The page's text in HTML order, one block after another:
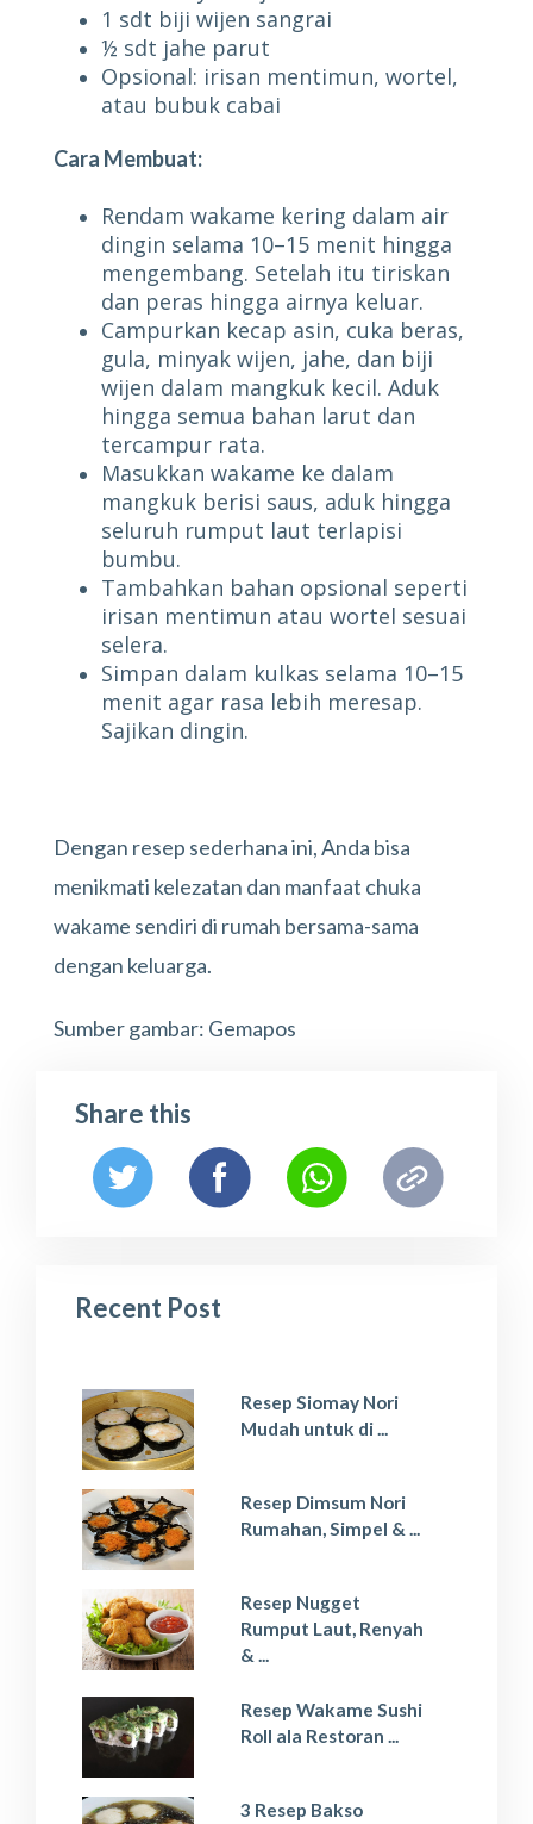
1 sdt biji wijen sangrai
½ sdt jahe parut
Opsional: irisan mentimun, wortel,
atau bubuk cabai
Cara Membuat:
Rendam wakame kering dalam air
dingin selama 10–15 menit hingga
mengembang. Setelah itu tiriskan
dan peras hingga airnya keluar.
Campurkan kecap asin, cuka beras,
gula, minyak wijen, jahe, dan biji
wijen dalam mangkuk kecil. Aduk
hingga semua bahan larut dan
tercampur rata.
Masukkan wakame ke dalam
mangkuk berisi saus, aduk hingga
seluruh rumput laut terlapisi
bumbu.
Tambahkan bahan opsional seperti
irisan mentimun atau wortel sesuai
selera.
Simpan dalam kulkas selama 10–15
menit agar rasa lebih meresap.
Sajikan dingin.
Dengan resep sederhana ini, Anda bisa
menikmati kelezatan dan manfaat chuka
wakame sendiri di rumah bersama-sama
dengan keluarga.
Sumber gambar: Gemapos
Share this
Recent Post
Resep Siomay Nori
Mudah untuk di ...
Resep Dimsum Nori
Rumahan, Simpel & ...
Resep Nugget
Rumput Laut, Renyah
& ...
Resep Wakame Sushi
Roll ala Restoran ...
3 Resep Bakso